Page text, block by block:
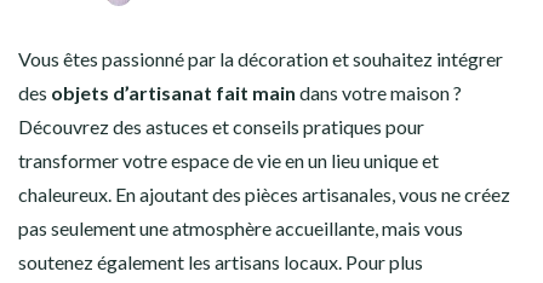
Vous êtes passionné par la décoration et souhaitez intégrer
des objets d’artisanat fait main dans votre maison ?
Découvrez des astuces et conseils pratiques pour
transformer votre espace de vie en un lieu unique et
chaleureux. En ajoutant des pièces artisanales, vous ne créez
pas seulement une atmosphère accueillante, mais vous
soutenez également les artisans locaux. Pour plus